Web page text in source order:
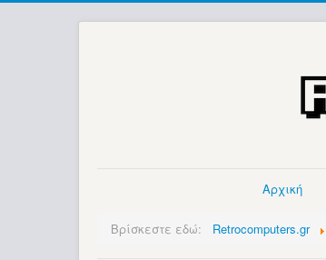
Αρχική
Βρίσκεστε εδώ: Retrocomputers.gr